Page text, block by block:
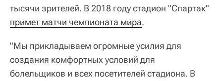
тысячи зрителей. В 2018 году стадион "Спартак"
примет матчи чемпионата мира.
"Мы прикладываем огромные усилия для
создания комфортных условий для
болельщиков и всех посетителей стадиона. В